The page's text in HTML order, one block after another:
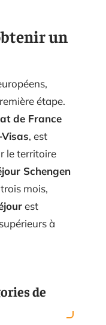
un
étape.
de France
, est
le territoire
Schengen
mois,
est
à
de